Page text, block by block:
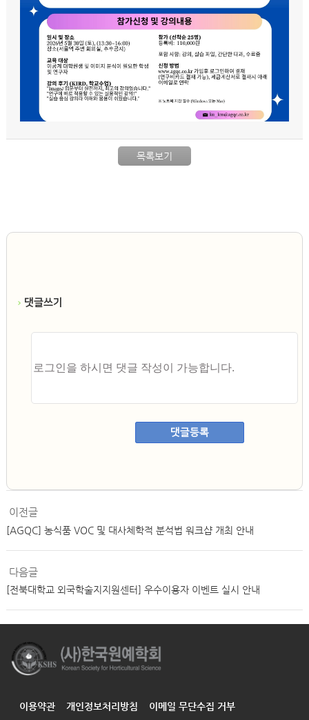
목록보기
댓글쓰기
댓글등록
이전글
[AGQC] 농식품 VOC 및 대사체학적 분석법 워크샵 개최 안내
다음글
[전북대학교 외국학술지지원센터] 우수이용자 이벤트 실시 안내
이용약관 개인정보처리방침 이메일 무단수집 거부